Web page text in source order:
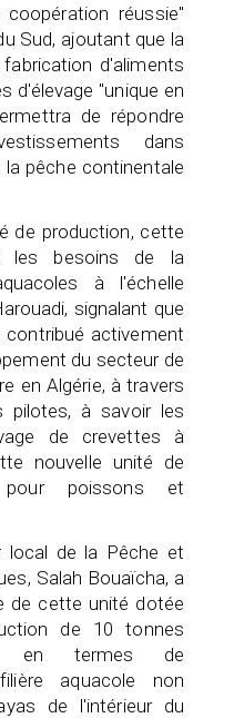
réussie"
Sud, ajoutant que la
d'aliments
d'élevage "unique en
de répondre
dans
la pêche continentale
de production, cette
les besoins de la
à l'échelle
signalant que
contribué activement
du secteur de
en Algérie, à travers
pilotes, à savoir les
de crevettes à
nouvelle unité de
pour poissons et
local de la Pêche et
Salah Bouaïcha, a
de cette unité dotée
de 10 tonnes
en termes de
aquacole non
de l'intérieur du